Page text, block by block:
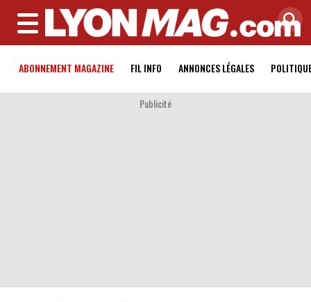
MENU
ABONNEMENT MAGAZINE FIL INFO ANNONCES LÉGALES
Publicité